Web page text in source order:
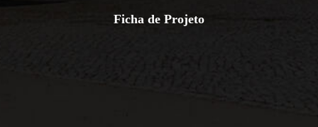
Ficha de Projeto